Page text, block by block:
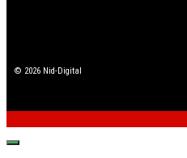
© 2026 Nid-Digital
Fechar